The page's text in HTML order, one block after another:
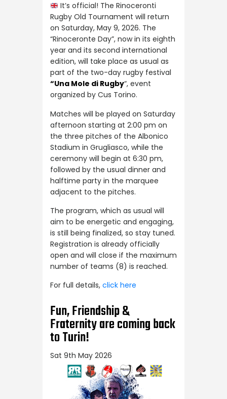
It’s official! The Rinoceronti
Rugby Old Tournament will return
on Saturday, May 9, 2026. The
“Rinoceronte Day”, now in its eighth
year and its second international
edition, will take place as usual as
part of the two-day rugby festival
“Una Mole di Rugby“, event
organized by Cus Torino.
Matches will be played on Saturday
afternoon starting at 2:00 pm on
the three pitches of the Albonico
Stadium in Grugliasco, while the
ceremony will begin at 6:30 pm,
followed by the usual dinner and
halftime party in the marquee
adjacent to the pitches.
The program, which as usual will
aim to be energetic and engaging,
is still being finalized, so stay tuned.
Registration is already officially
open and will close if the maximum
number of teams (8) is reached.
For full details, click here
Fun, Friendship &
Fraternity are coming back
to Turin!
Sat 9th May 2026